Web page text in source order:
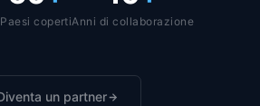
Paesi copertiAnni di collaborazione
un partner